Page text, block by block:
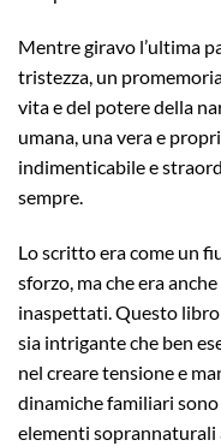
Mentre giravo l’ultima
tristezza, un
vita e del potere della
umana, una vera e
indimenticabile e
sempre.
Lo scritto era come un
sforzo, ma che era
inaspettati. Questo
sia intrigante che ben
nel creare tensione e
dinamiche familiari
elementi